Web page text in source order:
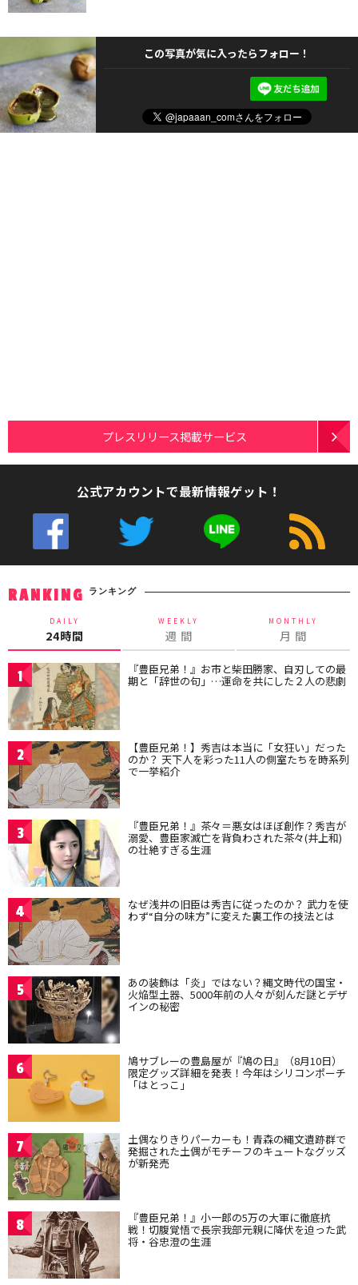
この写真が気に入ったらフォロー！
プレスリリース掲載サービス
公式アカウントで最新情報ゲット！
RANKING ランキング
DAILY
24時間
WEEKLY
週 間
MONTHLY
月 間
1 『豊臣兄弟！』お市と柴田勝家、自刃しての最
期と「辞世の句」…運命を共にした２人の悲劇
2 【豊臣兄弟！】秀吉は本当に「女狂い」だった
のか？ 天下人を彩った11人の側室たちを時系列
で一挙紹介
3 『豊臣兄弟！』茶々＝悪女はほぼ創作？秀吉が
溺愛、豊臣家滅亡を背負わされた茶々(井上和)
の壮絶すぎる生涯
4 なぜ浅井の旧臣は秀吉に従ったのか？ 武力を使
わず“自分の味方”に変えた裏工作の技法とは
5 あの装飾は「炎」ではない？縄文時代の国宝・
火焔型土器、5000年前の人々が刻んだ謎とデザ
インの秘密
6 鳩サブレーの豊島屋が『鳩の日』（8月10日）
限定グッズ詳細を発表！今年はシリコンポーチ
「はとっこ」
7 土偶なりきりパーカーも！青森の縄文遺跡群で
発掘された土偶がモチーフのキュートなグッズ
が新発売
8 『豊臣兄弟！』小一郎の5万の大軍に徹底抗
戦！切腹覚悟で長宗我部元親に降伏を迫った武
将・谷忠澄の生涯